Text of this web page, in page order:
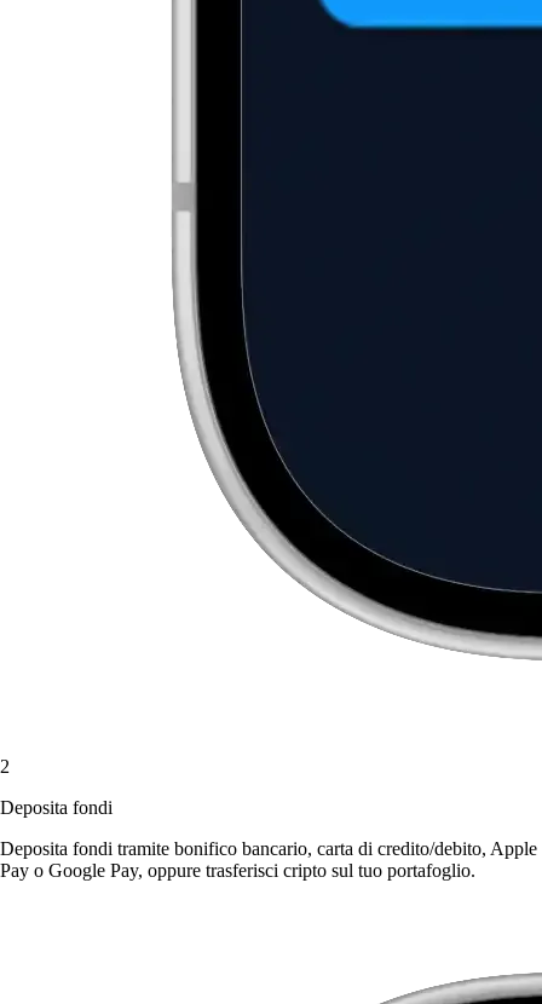
2
Deposita fondi
Deposita fondi tramite bonifico bancario, carta di credito/debito, Apple
Pay o Google Pay, oppure trasferisci cripto sul tuo portafoglio.